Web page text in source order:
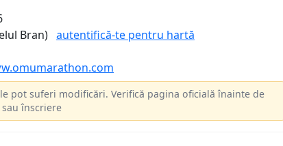
Bran) autentifică-te pentru hartă
pot suferi modificări. Verifică pagina oficială înainte de
înscriere